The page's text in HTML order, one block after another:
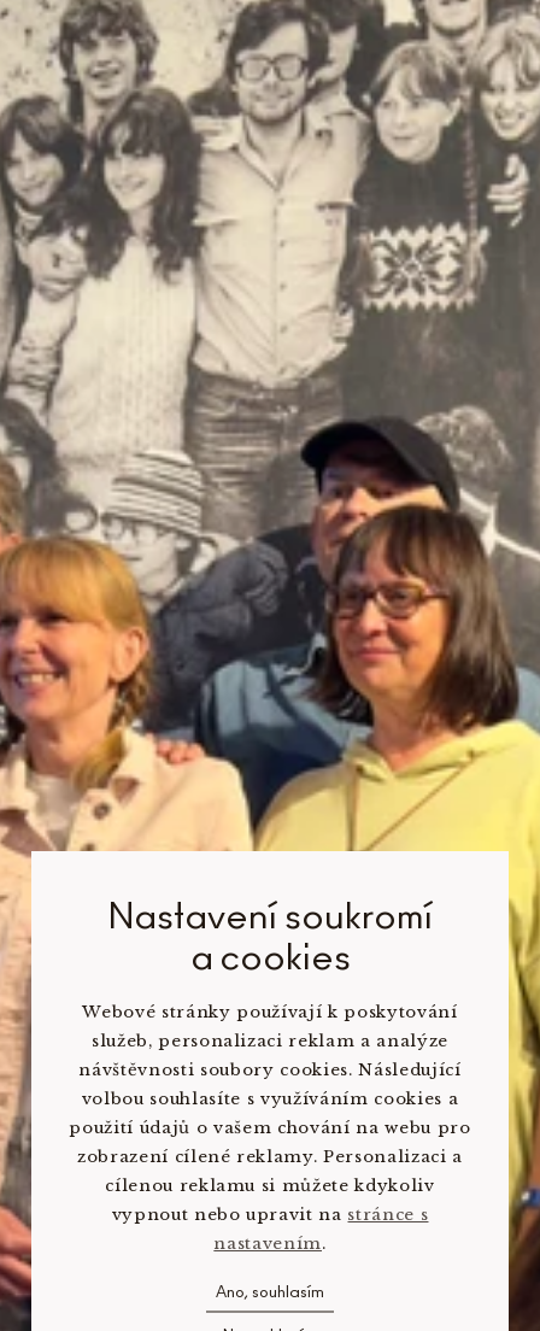
Nastavení soukromí
a cookies
Webové stránky používají k poskytování
služeb, personalizaci reklam a analýze
návštěvnosti soubory cookies. Následující
volbou souhlasíte s využíváním cookies a
použití údajů o vašem chování na webu pro
zobrazení cílené reklamy. Personalizaci a
cílenou reklamu si můžete kdykoliv
vypnout nebo upravit na stránce s
nastavením.
Ano, souhlasím